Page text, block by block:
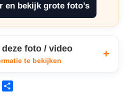
en bekijk grote foto’s
foto / video
te bekijken